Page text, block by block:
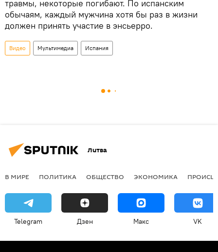
травмы, некоторые погибают. По испанским
обычаям, каждый мужчина хотя бы раз в жизни
должен принять участие в энсьерро.
Видео Мультимедиа Испания
Литва
В МИРЕ ПОЛИТИКА ОБЩЕСТВО ЭКОНОМИКА
Telegram Дзен Макс VK